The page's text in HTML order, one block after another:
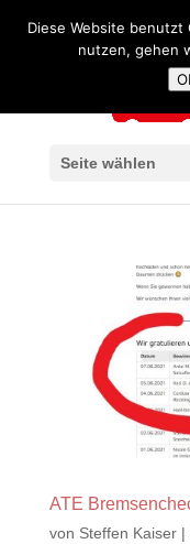
Seite wählen
ATE
von Steffen Kaiser|
Diese Website benutzt
nutzen, gehen